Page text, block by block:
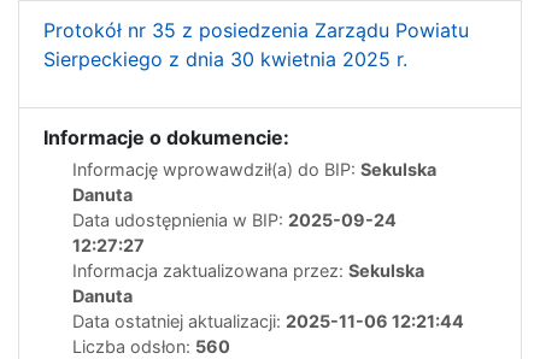
Protokół nr 35 z posiedzenia Zarządu Powiatu
Sierpeckiego z dnia 30 kwietnia 2025 r.
Informacje o dokumencie:
Informację wprowawdził(a) do BIP: Sekulska
Danuta
Data udostępnienia w BIP: 2025-09-24
12:27:27
Informacja zaktualizowana przez: Sekulska
Danuta
Data ostatniej aktualizacji: 2025-11-06 12:21:44
Liczba odsłon: 560